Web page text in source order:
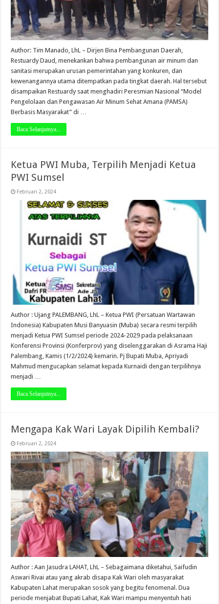
Author: Tim Manado, LhL – Dirjen Bina Pembangunan Daerah,
Restuardy Daud, menekankan bahwa pembangunan air minum dan
sanitasi merupakan urusan pemerintahan yang konkuren, dan
kewenangannya utama ditempatkan pada tingkat daerah. Hal tersebut
disampaikan Restuardy saat menghadiri Peresmian Nasional “Model
Pengelolaan dan Pengawasan Air Minum Sehat Amana (PAMSA)
Berbasis Masyarakat” di …
Baca Selanjutnya...
Ketua PWI Muba, Terpilih Menjadi Ketua
PWI Sumsel
Februari 2, 2024
Author : Ujang PALEMBANG, LhL – Ketua PWI (Persatuan Wartawan
Indonesia) Kabupaten Musi Banyuasin (Muba) secara resmi terpilih
menjadi Ketua PWI Sumsel periode 2024-2029 pada pelaksanaan
Konferensi Provinsi (Konferprov) yang diselenggarakan di Asrama Haji
Palembang, Kamis (1/2/2024) kemarin. Pj Bupati Muba, Apriyadi
Mahmud mengucapkan selamat kepada Kurnaidi dengan terpilihnya
menjadi …
Baca Selanjutnya...
Mengapa Kak Wari Layak Dipilih Kembali?
Februari 2, 2024
Author : Aan Jasudra LAHAT, LhL – Sebagaimana diketahui, Saifudin
Aswari Rivai atau yang akrab disapa Kak Wari oleh masyarakat
Kabupaten Lahat merupakan sosok yang begitu fenomenal. Dua
periode menjabat Bupati Lahat, Kak Wari mampu menyentuh hati